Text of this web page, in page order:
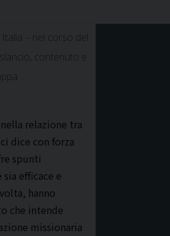
– nel corso del
contenuto e
relazione tra
dice con forza
spunti
efficace e
hanno
che intende
missionaria